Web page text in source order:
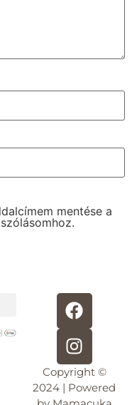
mentése a
Copyright ©
2024 | Powered